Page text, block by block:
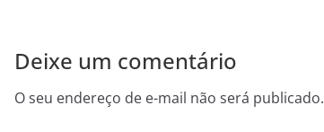
Deixe um comentário
O seu endereço de e-mail não será publicado.